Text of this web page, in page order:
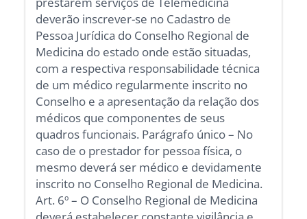
deverão inscrever-se no Cadastro de
Pessoa Jurídica do Conselho Regional de
Medicina do estado onde estão situadas,
com a respectiva responsabilidade técnica
de um médico regularmente inscrito no
Conselho e a apresentação da relação dos
médicos que componentes de seus
quadros funcionais. Parágrafo único – No
caso de o prestador for pessoa física, o
mesmo deverá ser médico e devidamente
inscrito no Conselho Regional de Medicina.
Art. 6º – O Conselho Regional de Medicina